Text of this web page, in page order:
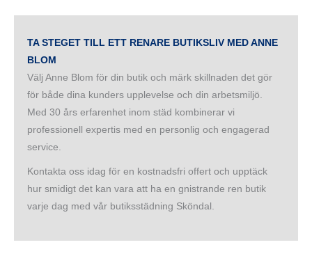
TA STEGET TILL ETT RENARE BUTIKSLIV MED ANNE
BLOM
Välj Anne Blom för din butik och märk skillnaden det gör
för både dina kunders upplevelse och din arbetsmiljö.
Med 30 års erfarenhet inom städ kombinerar vi
professionell expertis med en personlig och engagerad
service.
Kontakta oss idag för en kostnadsfri offert och upptäck
hur smidigt det kan vara att ha en gnistrande ren butik
varje dag med vår butiksstädning Sköndal.